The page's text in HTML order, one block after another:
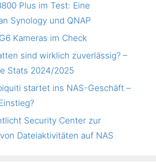
Plus im Test: Eine
Synology und QNAP
Kameras im Check
sind wirklich zuverlässig? –
Stats 2024/2025
startet ins NAS-Geschäft –
Security Center zur
Dateiaktivitäten auf NAS